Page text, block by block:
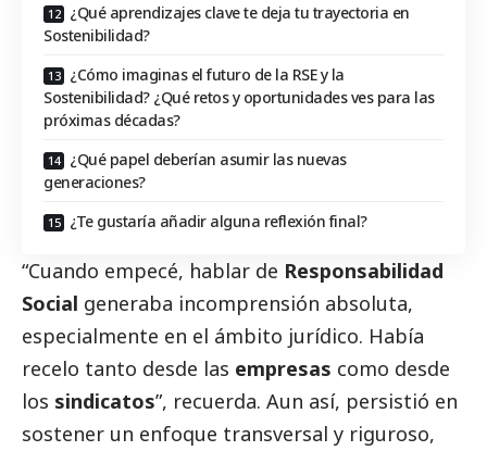
¿Qué aprendizajes clave te deja tu trayectoria en
Sostenibilidad?
¿Cómo imaginas el futuro de la RSE y la
Sostenibilidad? ¿Qué retos y oportunidades ves para las
próximas décadas?
¿Qué papel deberían asumir las nuevas
generaciones?
¿Te gustaría añadir alguna reflexión final?
“Cuando empecé, hablar de Responsabilidad
Social generaba incomprensión absoluta,
especialmente en el ámbito jurídico. Había
recelo tanto desde las empresas como desde
los sindicatos”, recuerda. Aun así, persistió en
sostener un enfoque transversal y riguroso,